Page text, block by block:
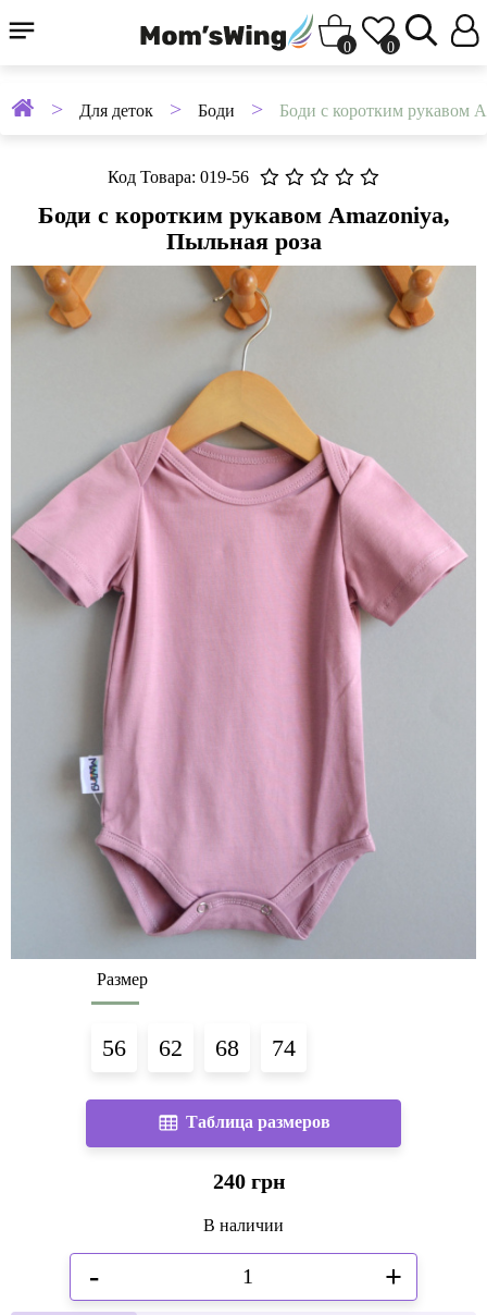
0 0
Для деток Боди Боди с коротким рукавом
Код Товара: 019-56
Боди с коротким рукавом Amazoniya,
Пыльная роза
Размер
56 62 68 74
Таблица размеров
240 грн
В наличии
- +